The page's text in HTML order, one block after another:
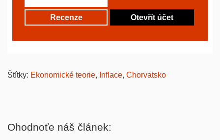
Recenze Otevřít účet
Štítky: Ekonomické teorie, Inflace, Chorvatsko
Ohodnoťe náš článek: